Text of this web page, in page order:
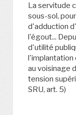
La servitude
sous-sol,
d'adduction
l'égout...
d'utilité
l'implantation
au voisinage
tension
SRU, art. 5)